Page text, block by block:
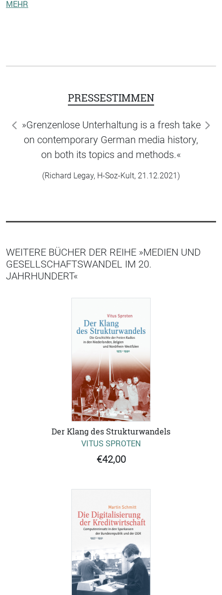
MEHR
PRESSESTIMMEN
»Grenzenlose Unterhaltung is a fresh take
on contemporary German media history,
on both its topics and methods.«
(Richard Legay, H-Soz-Kult, 21.12.2021)
zurück
WEITERE BÜCHER DER REIHE »MEDIEN UND
GESELLSCHAFTSWANDEL IM 20.
JAHRHUNDERT«
Der Klang des Strukturwandels
VITUS SPROTEN
€42,00